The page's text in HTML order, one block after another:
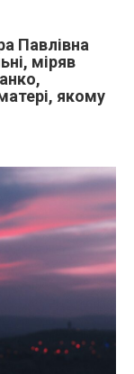
Павлівна
міряв
якому